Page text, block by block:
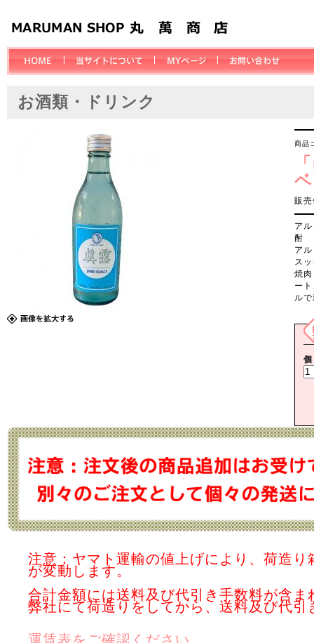
お酒類・ドリンク
商品
販
ア
酎
ア
ス
焼
ー
ル
注意：ヤマト運輸の値上げにより、荷造
が変動します。
合計金額には送料及び代引き手数料が含ま
弊社にて荷造りをしてから、送料及び代
運賃表をご確認ください。